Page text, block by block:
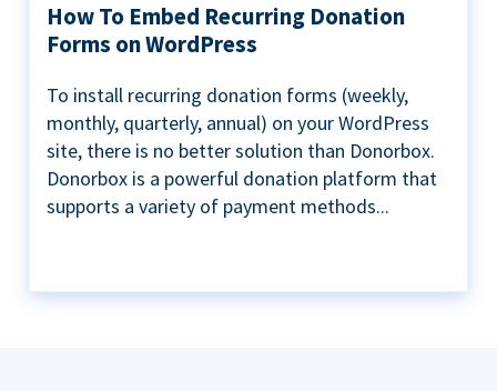
How To Embed Recurring Donation
Forms on WordPress
To install recurring donation forms (weekly,
monthly, quarterly, annual) on your WordPress
site, there is no better solution than Donorbox.
Donorbox is a powerful donation platform that
supports a variety of payment methods...